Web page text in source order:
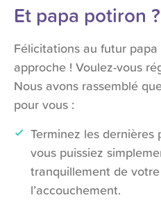
Et papa potiron ?
Félicitations au futur
approche ! Voulez-vous
Nous avons rassemblé
pour vous :
Terminez les
vous puissiez
tranquillement de
l’accouchement.